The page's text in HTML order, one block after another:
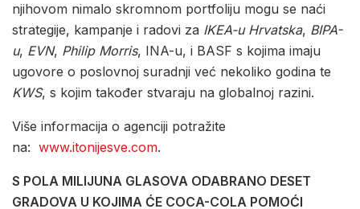
njihovom nimalo skromnom portfoliju mogu se naći
strategije, kampanje i radovi za IKEA-u Hrvatska, BIPA-
u, EVN, Philip Morris, INA-u, i BASF s kojima imaju
ugovore o poslovnoj suradnji već nekoliko godina te
KWS, s kojim također stvaraju na globalnoj razini.
Više informacija o agenciji potražite
na: www.itonijesve.com.
S POLA MILIJUNA GLASOVA ODABRANO DESET
GRADOVA U KOJIMA ĆE COCA-COLA POMOĆI